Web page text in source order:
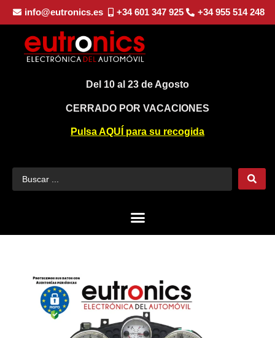
info@eutronics.es +34 601 347 925 +34 955 514 248
Del 10 al 23 de Agosto
CERRADO POR VACACIONES
Pulsa AQUÍ para su recogida